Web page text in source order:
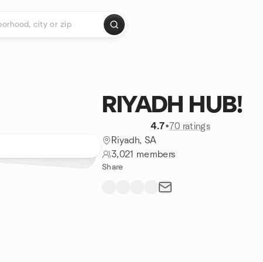
RIYADH HUB!
4.7•70 ratings
Riyadh, SA
3,021 members
Share